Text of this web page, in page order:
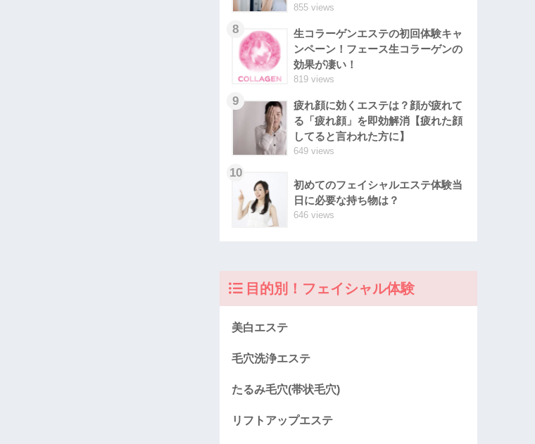
855 views
8
生コラーゲンエステの初回体験キャ
ンペーン！フェース生コラーゲンの
効果が凄い！
819 views
9
疲れ顔に効くエステは？顔が疲れて
る「疲れ顔」を即効解消【疲れた顔
してると言われた方に】
649 views
10
初めてのフェイシャルエステ体験当
日に必要な持ち物は？
646 views
目的別！フェイシャル体験
美白エステ
毛穴洗浄エステ
たるみ毛穴(帯状毛穴)
リフトアップエステ